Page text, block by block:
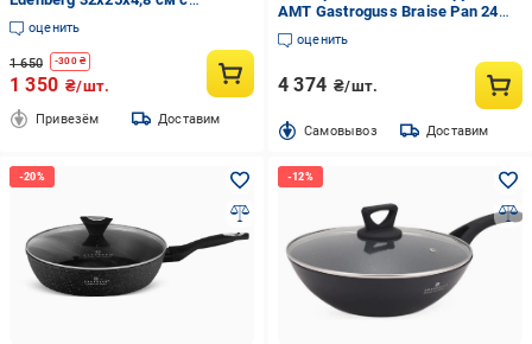
мраморным антипригарным
покрытием
оценить
1 650 -300₴
1 350 ₴/шт.
Привезём Доставим
AMT Gastroguss Braise Pan 24
см 724-Z20B
оценить
4 374 ₴/шт.
Cамовывоз Доставим